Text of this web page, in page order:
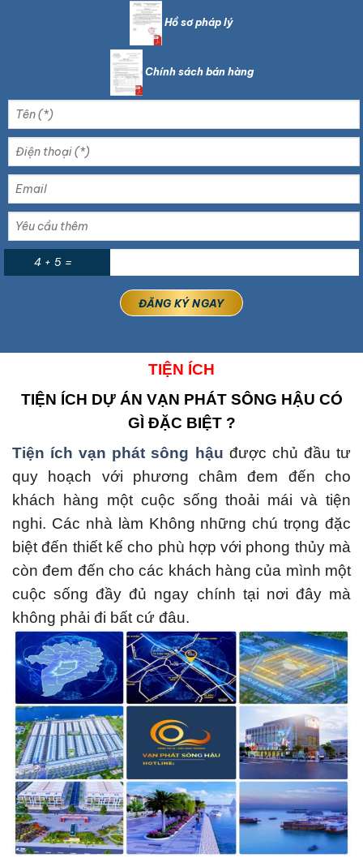
Hồ sơ pháp lý
Chính sách bán hàng
4 + 5 =
TIỆN ÍCH
TIỆN ÍCH DỰ ÁN VẠN PHÁT SÔNG HẬU CÓ
GÌ ĐẶC BIỆT ?
Tiện ích vạn phát sông hậu được chủ đầu tư
quy hoạch với phương châm đem đến cho
khách hàng một cuộc sống thoải mái và tiện
nghi. Các nhà làm Không những chú trọng đặc
biệt đến thiết kế cho phù hợp với phong thủy mà
còn đem đến cho các khách hàng của mình một
cuộc sống đầy đủ ngay chính tại nơi đây mà
không phải đi bất cứ đâu.